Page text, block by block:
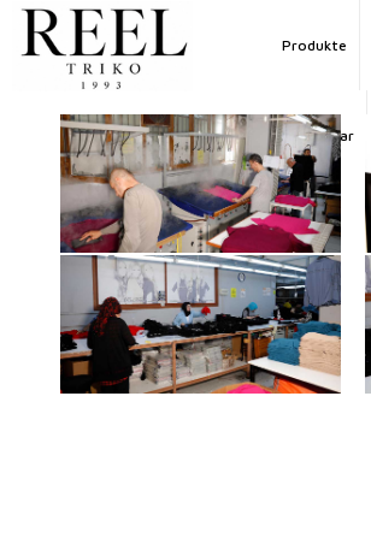
Produkte
Mağazalar